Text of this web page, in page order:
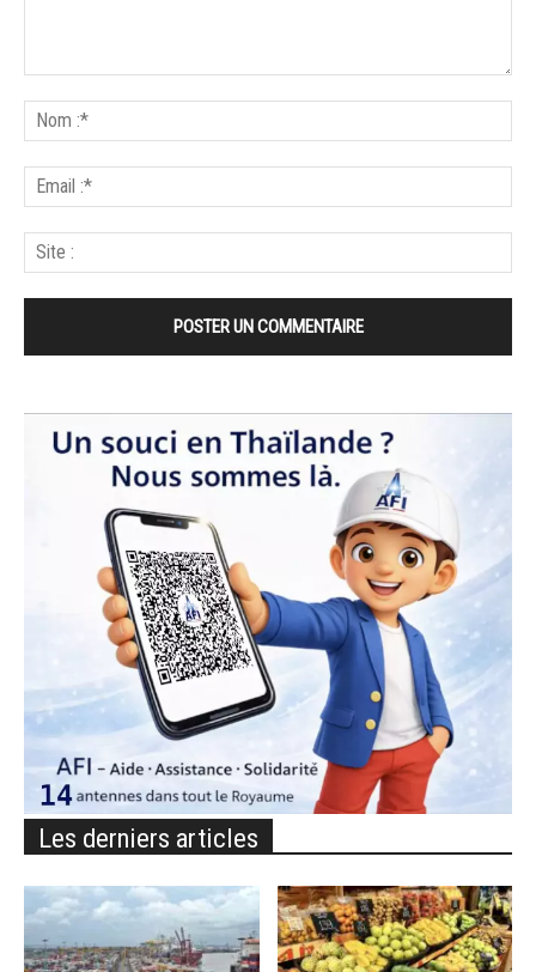
Les derniers articles